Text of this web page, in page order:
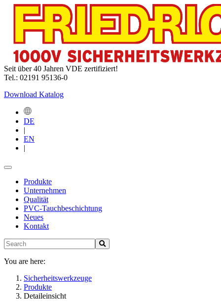
Seit über 40 Jahren VDE zertifiziert!
Tel.: 02191 95136-0
Download Katalog
DE
|
EN
|
Produkte
Unternehmen
Qualität
PVC-Tauchbeschichtung
Neues
Kontakt
You are here:
Sicherheitswerkzeuge
Produkte
Detaileinsicht